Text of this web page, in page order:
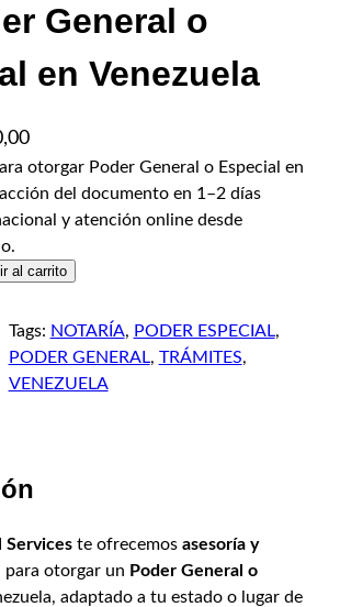
General o
en Venezuela
E
l
p
r
e
c
o
a
a
e
s
otorgar Poder General o Especial en
del documento en 1–2 días
y atención online desde
al carrito
Tags: NOTARÍA, PODER ESPECIAL
PODER GENERAL, TRÁMITES
VENEZUELA
Services te ofrecemos asesoría y
para otorgar un Poder General o
adaptado a tu estado o lugar de